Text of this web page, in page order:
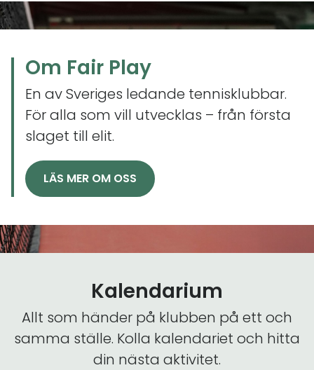
Om Fair Play
En av Sveriges ledande tennisklubbar.
För alla som vill utvecklas – från första
slaget till elit.
LÄS MER OM OSS
Kalendarium
Allt som händer på klubben på ett och
samma ställe. Kolla kalendariet och hitta
din nästa aktivitet.